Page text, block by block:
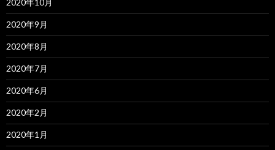
2020年9月
2020年8月
2020年7月
2020年6月
2020年2月
2020年1月